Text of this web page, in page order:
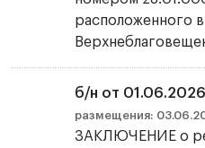
расположенного в
б/н от 01.06.2026
размещения:
ЗАКЛЮЧЕНИЕ о